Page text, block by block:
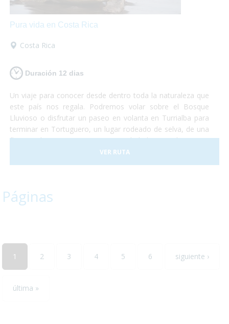
Pura vida en Costa Rica
Costa Rica
Duración 12 dias
Un viaje para conocer desde dentro toda la naturaleza que
este país nos regala. Podremos volar sobre el Bosque
Lluvioso o disfrutar un paseo en volanta en Turrialba para
terminar en Tortuguero, un lugar rodeado de selva, de una
flora exuberante y una gran cantidad de animales como
monos, perezosos, tapires, entre otros. Terminaremos
nuestro viaje disfrutando del clima de las playas de caribe
VER RUTA
Páginas
1 2 3 4 5 6 siguiente ›
última »